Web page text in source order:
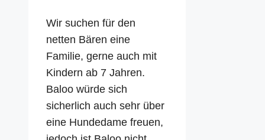
Wir suchen für den
netten Bären eine
Familie, gerne auch mit
Kindern ab 7 Jahren.
Baloo würde sich
sicherlich auch sehr über
eine Hundedame freuen,